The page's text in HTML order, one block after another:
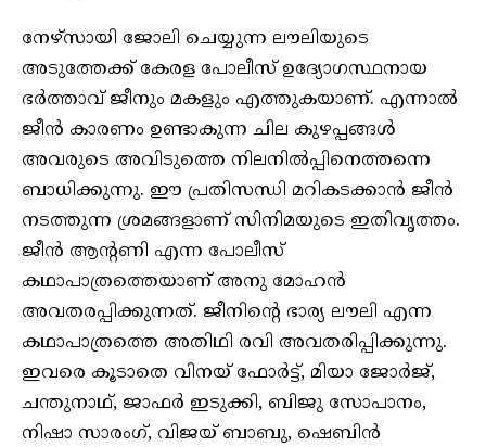
നേഴ്സായി ജോലി ചെയ്യുന്ന ലൗലിയുടെ
അടുത്തേക്ക് കേരള പോലീസ് ഉദ്യോ​ഗസ്ഥനായ
ഭർത്താവ് ജീനും മകളും എത്തുകയാണ്. എന്നാൽ
ജീൻ കാരണം ഉണ്ടാകുന്ന ചില കുഴപ്പങ്ങൾ
അവരുടെ അവിടുത്തെ നിലനിൽപ്പിനെത്തന്നെ
ബാധിക്കുന്നു. ഈ പ്രതിസന്ധി മറികടക്കാൻ ജീൻ
നടത്തുന്ന ശ്രമങ്ങളാണ് സിനിമയുടെ ഇതിവൃത്തം.
ജീൻ ആൻ്റണി എന്ന പോലീസ്
കഥാപാത്രത്തെയാണ് അനു മോഹൻ
അവതരപ്പിക്കുന്നത്. ജീനിന്റെ ഭാര്യ ലൗലി എന്ന
കഥാപാത്രത്തെ അതിഥി രവി അവതരിപ്പിക്കുന്നു.
ഇവരെ കൂടാതെ വിനയ് ഫോർട്ട്, മിയാ ജോർജ്,
ചന്തുനാഥ്, ജാഫർ ഇടുക്കി, ബിജു സോപാനം,
നിഷാ സാരം​ഗ്, വിജയ് ബാബു, ഷെബിൻ